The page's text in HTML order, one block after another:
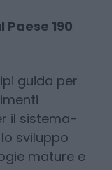
190
guida per
il sistema-
sviluppo
mature e